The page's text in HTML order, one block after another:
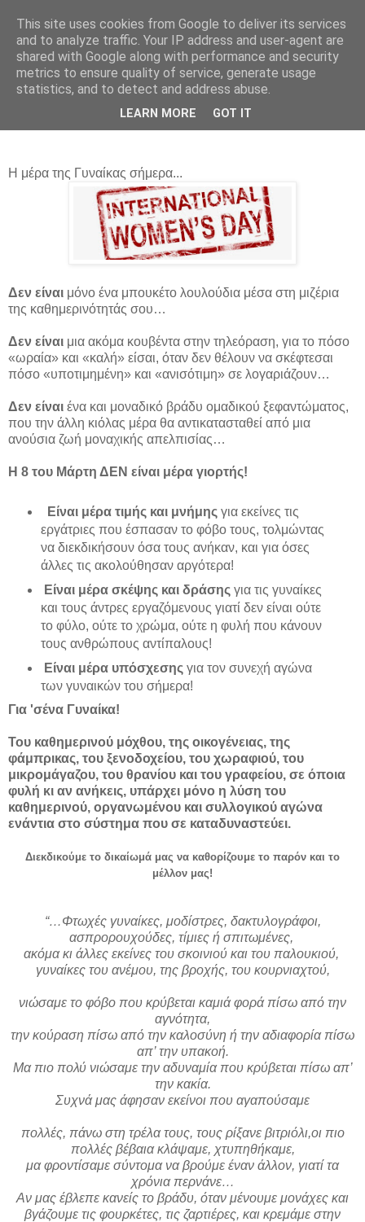
Για 'σένα Γυναίκα
Η μέρα της Γυναίκας σήμερα...
Δεν είναι μόνο ένα μπουκέτο λουλούδια μέσα στη μιζέρια
της καθημερινότητάς σου…
Δεν είναι μια ακόμα κουβέντα στην τηλεόραση, για το πόσο
«ωραία» και «καλή» είσαι, όταν δεν θέλουν να σκέφτεσαι
πόσο «υποτιμημένη» και «ανισότιμη» σε λογαριάζουν…
Δεν είναι ένα και μοναδικό βράδυ ομαδικού ξεφαντώματος,
που την άλλη κιόλας μέρα θα αντικατασταθεί από μια
ανούσια ζωή μοναχικής απελπισίας…
Η 8 του Μάρτη ΔΕΝ είναι μέρα γιορτής!
Είναι μέρα τιμής και μνήμης για εκείνες τις
εργάτριες που έσπασαν το φόβο τους, τολμώντας
να διεκδικήσουν όσα τους ανήκαν, και για όσες
άλλες τις ακολούθησαν αργότερα!
Είναι μέρα σκέψης και δράσης για τις γυναίκες
και τους άντρες εργαζόμενους γιατί δεν είναι ούτε
το φύλο, ούτε το χρώμα, ούτε η φυλή που κάνουν
τους ανθρώπους αντίπαλους!
Είναι μέρα υπόσχεσης για τον συνεχή αγώνα
των γυναικών του σήμερα!
Για 'σένα Γυναίκα!
Του καθημερινού μόχθου, της οικογένειας, της
φάμπρικας, του ξενοδοχείου, του χωραφιού, του
μικρομάγαζου, του θρανίου και του γραφείου, σε όποια
φυλή κι αν ανήκεις, υπάρχει μόνο η λύση του
καθημερινού, οργανωμένου και συλλογικού αγώνα
ενάντια στο σύστημα που σε καταδυναστεύει.
Διεκδικούμε το δικαίωμά μας να καθορίζουμε το παρόν και το
μέλλον μας!
“…Φτωχές γυναίκες, μοδίστρες, δακτυλογράφοι,
ασπρορουχούδες, τίμιες ή σπιτωμένες,
ακόμα κι άλλες εκείνες του σκοινιού και του παλουκιού,
γυναίκες του ανέμου, της βροχής, του κουρνιαχτού,
νιώσαμε το φόβο που κρύβεται καμιά φορά πίσω από την
αγνότητα,
την κούραση πίσω από την καλοσύνη ή την αδιαφορία πίσω
απ’ την υπακοή.
Μα πιο πολύ νιώσαμε την αδυναμία που κρύβεται πίσω απ’
την κακία.
Συχνά μας άφησαν εκείνοι που αγαπούσαμε
πολλές, πάνω στη τρέλα τους, τους ρίξανε βιτριόλι,οι πιο
πολλές βέβαια κλάψαμε, χτυπηθήκαμε,
μα φροντίσαμε σύντομα να βρούμε έναν άλλον, γιατί τα
χρόνια περνάνε…
Αν μας έβλεπε κανείς το βράδυ, όταν μένουμε μονάχες και
βγάζουμε τις φουρκέτες, τις ζαρτιέρες, και κρεμάμε στην
This site uses cookies from Google to deliver its services
and to analyze traffic. Your IP address and user-agent are
shared with Google along with performance and security
metrics to ensure quality of service, generate usage
statistics, and to detect and address abuse.
LEARN MORE GOT IT